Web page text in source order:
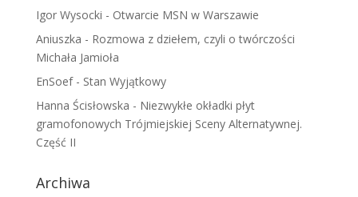
Igor Wysocki - Otwarcie MSN w Warszawie
Aniuszka - Rozmowa z dziełem, czyli o twórczości
Michała Jamioła
EnSoef- Stan Wyjątkowy
Hanna Ścisłowska - Niezwykłe okładki płyt
gramofonowych Trójmiejskiej Sceny Alternatywnej.
Część II
Archiwa